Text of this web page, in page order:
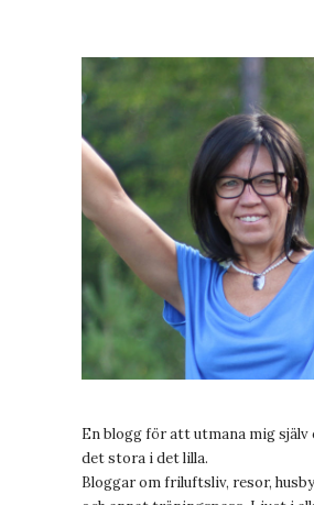
En blogg för att utmana mig
det stora i det lilla.
Bloggar om friluftsliv, resor,